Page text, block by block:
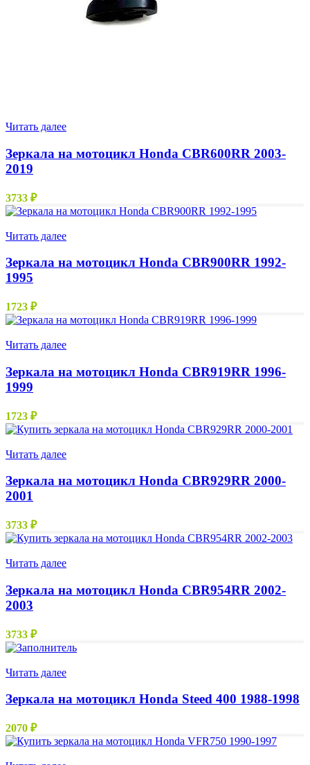
Читать далее
Зеркала на мотоцикл Honda CBR600RR 2003-
2019
3733 ₽
Читать далее
Зеркала на мотоцикл Honda CBR900RR 1992-
1995
1723 ₽
Читать далее
Зеркала на мотоцикл Honda CBR919RR 1996-
1999
1723 ₽
Читать далее
Зеркала на мотоцикл Honda CBR929RR 2000-
2001
3733 ₽
Читать далее
Зеркала на мотоцикл Honda CBR954RR 2002-
2003
3733 ₽
Читать далее
Зеркала на мотоцикл Honda Steed 400 1988-1998
2070 ₽